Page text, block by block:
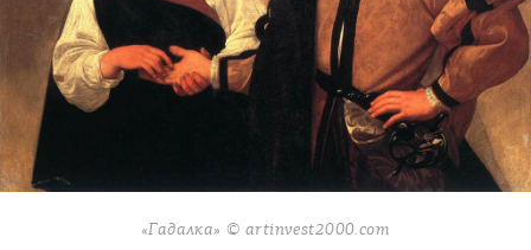
«Гадалка» © artinvest2000.com